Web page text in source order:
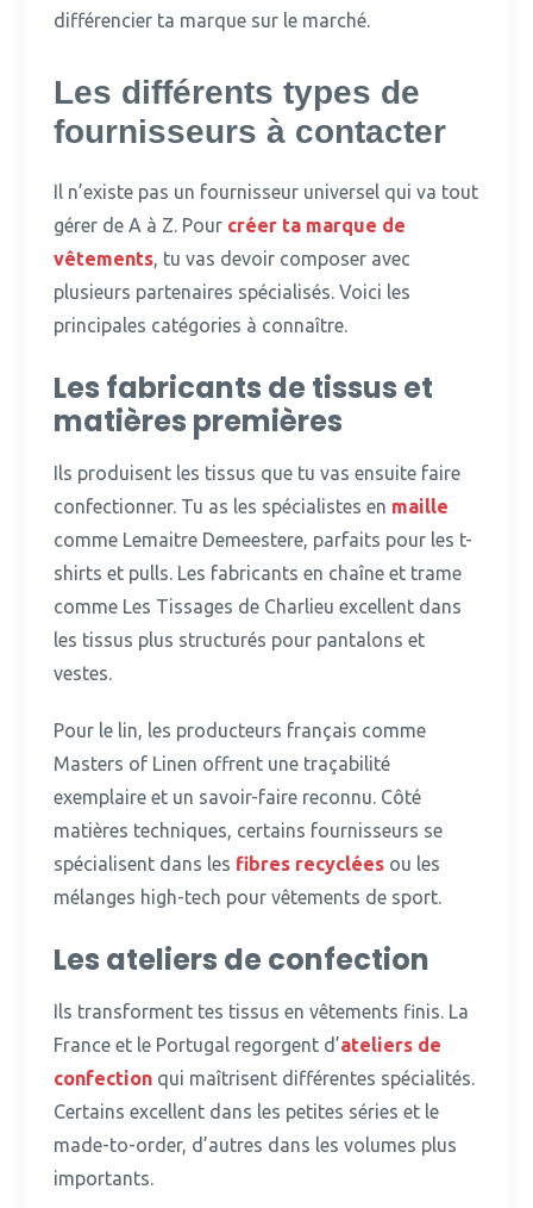
différencier ta marque sur le marché.
Les différents types de
fournisseurs à contacter
Il n’existe pas un fournisseur universel qui va tout
gérer de A à Z. Pour créer ta marque de
vêtements, tu vas devoir composer avec
plusieurs partenaires spécialisés. Voici les
principales catégories à connaître.
Les fabricants de tissus et
matières premières
Ils produisent les tissus que tu vas ensuite faire
confectionner. Tu as les spécialistes en maille
comme Lemaitre Demeestere, parfaits pour les t-
shirts et pulls. Les fabricants en chaîne et trame
comme Les Tissages de Charlieu excellent dans
les tissus plus structurés pour pantalons et
vestes.
Pour le lin, les producteurs français comme
Masters of Linen offrent une traçabilité
exemplaire et un savoir-faire reconnu. Côté
matières techniques, certains fournisseurs se
spécialisent dans les fibres recyclées ou les
mélanges high-tech pour vêtements de sport.
Les ateliers de confection
Ils transforment tes tissus en vêtements finis. La
France et le Portugal regorgent d’ateliers de
confection qui maîtrisent différentes spécialités.
Certains excellent dans les petites séries et le
made-to-order, d’autres dans les volumes plus
importants.